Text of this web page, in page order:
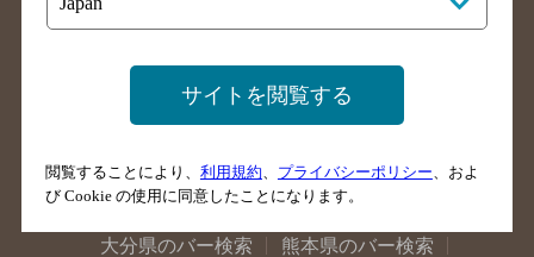
広島県のバー検索
岡山県のバー検索
山口県のバー検索
鳥取県のバー検索
島根県のバー検索
徳島県のバー検索
高知県のバー検索
福岡県のバー検索
長崎県のバー検索
佐賀県のバー検索
大分県のバー検索
熊本県のバー検索
サイトを閲覧する
閲覧することにより、 利用規約、 プライバシーポリシー、およ
び Cookie の使用に同意したことになります。